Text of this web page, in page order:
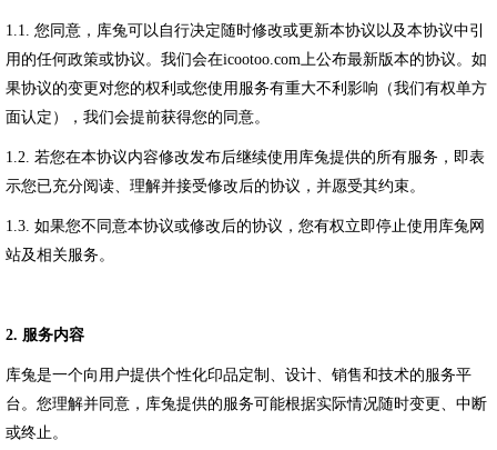
1.1. 您同意，库兔可以自行决定随时修改或更新本协议以及本协议中引
用的任何政策或协议。我们会在icootoo.com上公布最新版本的协议。如
果协议的变更对您的权利或您使用服务有重大不利影响（我们有权单方
面认定），我们会提前获得您的同意。
1.2. 若您在本协议内容修改发布后继续使用库兔提供的所有服务，即表
示您已充分阅读、理解并接受修改后的协议，并愿受其约束。
1.3. 如果您不同意本协议或修改后的协议，您有权立即停止使用库兔网
站及相关服务。
2. 服务内容
库兔是一个向用户提供个性化印品定制、设计、销售和技术的服务平
台。您理解并同意，库兔提供的服务可能根据实际情况随时变更、中断
或终止。